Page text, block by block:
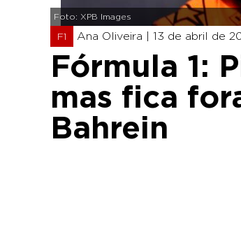
Foto: XPB Images
F1 Ana Oliveira | 13 de abril de
Fórmula 1:
mas fica
Bahrein